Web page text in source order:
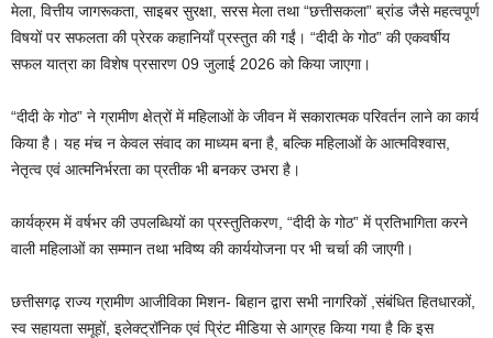
मेला, वित्तीय जागरूकता, साइबर सुरक्षा, सरस मेला तथा “छत्तीसकला” ब्रांड जैसे महत्वपूर्ण
विषयों पर सफलता की प्रेरक कहानियाँ प्रस्तुत की गईं। “दीदी के गोठ” की एकवर्षीय
सफल यात्रा का विशेष प्रसारण 09 जुलाई 2026 को किया जाएगा।
“दीदी के गोठ” ने ग्रामीण क्षेत्रों में महिलाओं के जीवन में सकारात्मक परिवर्तन लाने का कार्य
किया है। यह मंच न केवल संवाद का माध्यम बना है, बल्कि महिलाओं के आत्मविश्वास,
नेतृत्व एवं आत्मनिर्भरता का प्रतीक भी बनकर उभरा है।
कार्यक्रम में वर्षभर की उपलब्धियों का प्रस्तुतिकरण, “दीदी के गोठ” में प्रतिभागिता करने
वाली महिलाओं का सम्मान तथा भविष्य की कार्ययोजना पर भी चर्चा की जाएगी।
छत्तीसगढ़ राज्य ग्रामीण आजीविका मिशन- बिहान द्वारा सभी नागरिकों ,संबंधित हितधारकों,
स्व सहायता समूहों, इलेक्ट्रॉनिक एवं प्रिंट मीडिया से आग्रह किया गया है कि इस